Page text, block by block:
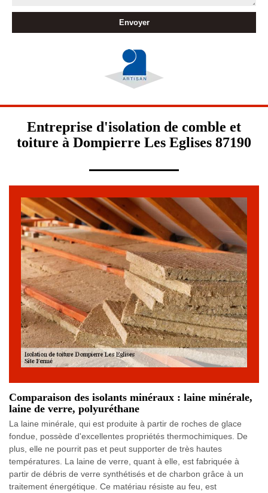
Entreprise d'isolation de comble et
toiture à Dompierre Les Eglises 87190
Comparaison des isolants minéraux : laine minérale,
laine de verre, polyuréthane
La laine minérale, qui est produite à partir de roches de glace
fondue, possède d'excellentes propriétés thermochimiques. De
plus, elle ne pourrit pas et peut supporter de très hautes
températures. La laine de verre, quant à elle, est fabriquée à
partir de débris de verre synthétisés et de charbon grâce à un
traitement énergétique. Ce matériau résiste au feu, est